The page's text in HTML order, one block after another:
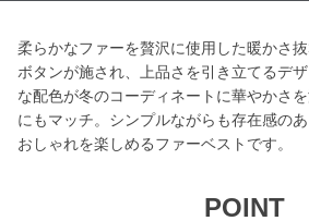
柔らかなファーを贅沢に使用した暖かさ
ボタンが施され、上品さを引き立てるデ
な配色が冬のコーディネートに華やかさ
にもマッチ。シンプルながらも存在感の
おしゃれを楽しめるファーベストです。
POINT